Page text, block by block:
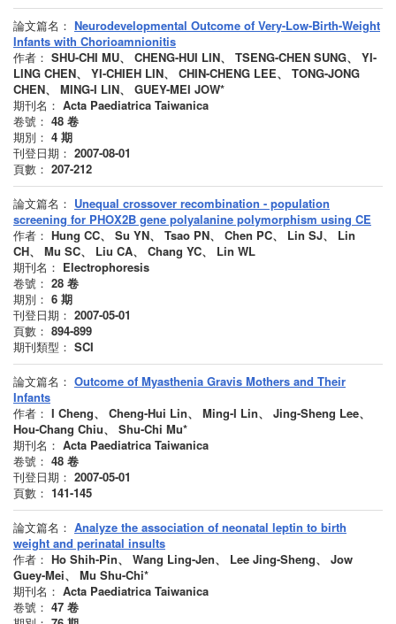
論文篇名： Neurodevelopmental Outcome of Very-Low-Birth-Weight
Infants with Chorioamnionitis
作者： SHU-CHI MU、 CHENG-HUI LIN、 TSENG-CHEN SUNG、 YI-
LING CHEN、 YI-CHIEH LIN、 CHIN-CHENG LEE、 TONG-JONG
CHEN、 MING-I LIN、 GUEY-MEI JOW*
期刊名： Acta Paediatrica Taiwanica
卷號： 48 卷
期別： 4 期
刊登日期： 2007-08-01
頁數： 207-212
論文篇名： Unequal crossover recombination - population
screening for PHOX2B gene polyalanine polymorphism using CE
作者： Hung CC、 Su YN、 Tsao PN、 Chen PC、 Lin SJ、 Lin
CH、 Mu SC、 Liu CA、 Chang YC、 Lin WL
期刊名： Electrophoresis
卷號： 28 卷
期別： 6 期
刊登日期： 2007-05-01
頁數： 894-899
期刊類型： SCI
論文篇名： Outcome of Myasthenia Gravis Mothers and Their
Infants
作者： I Cheng、 Cheng-Hui Lin、 Ming-I Lin、 Jing-Sheng Lee、
Hou-Chang Chiu、 Shu-Chi Mu*
期刊名： Acta Paediatrica Taiwanica
卷號： 48 卷
刊登日期： 2007-05-01
頁數： 141-145
論文篇名： Analyze the association of neonatal leptin to birth
weight and perinatal insults
作者： Ho Shih-Pin、 Wang Ling-Jen、 Lee Jing-Sheng、 Jow
Guey-Mei、 Mu Shu-Chi*
期刊名： Acta Paediatrica Taiwanica
卷號： 47 卷